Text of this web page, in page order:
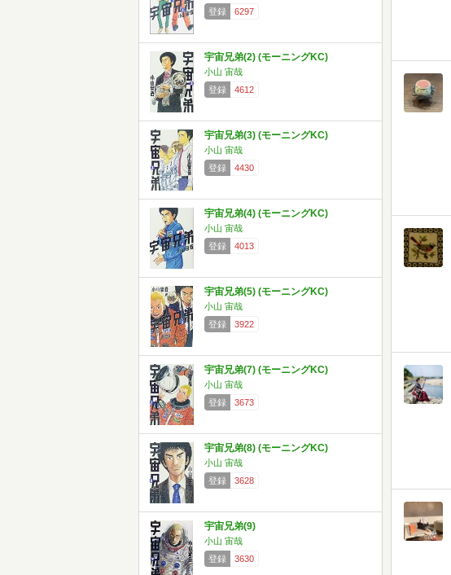
登録
6297
宇宙兄弟(2) (モーニングKC)
小山 宙哉
登録
4612
宇宙兄弟(3) (モーニングKC)
小山 宙哉
登録
4430
宇宙兄弟(4) (モーニングKC)
小山 宙哉
登録
4013
宇宙兄弟(5) (モーニングKC)
小山 宙哉
登録
3922
宇宙兄弟(7) (モーニングKC)
小山 宙哉
登録
3673
宇宙兄弟(8) (モーニングKC)
小山 宙哉
登録
3628
宇宙兄弟(9)
小山 宙哉
登録
3630